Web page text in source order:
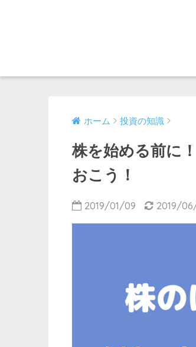
ホーム 投資の知識
株を始める前に
おこう！
2019/01/09 2019/